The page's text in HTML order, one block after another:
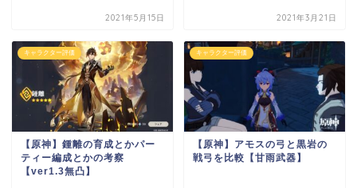
2021年5月15日 2021年3月21日
キャラクター評価
【原神】鍾離の育成とかパー
ティー編成とかの考察
【ver1.3無凸】
キャラクター評価
【原神】アモスの弓と黒岩の
戦弓を比較【甘雨武器】